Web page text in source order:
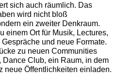
sich auch räumlich. Das
wird nicht bloß
ein zweiter Denkraum.
einem Ort für Musik, Lectures,
und neue Formate.
zu neuen Communities
Dance Club, ein Raum, in dem
neue Öffentlichkeiten einladen.